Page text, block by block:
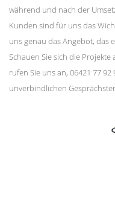
während und nach der
Kunden sind für uns das
uns genau das Angebot, das
Schauen Sie sich die
rufen Sie uns an, 06421 77
unverbindlichen